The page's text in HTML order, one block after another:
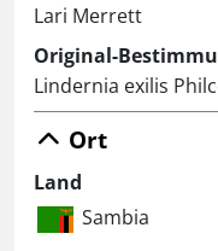
Lari Merrett
Original-
Lindernia exilis
Ort
Land
Sambia